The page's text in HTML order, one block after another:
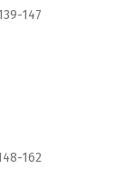
147
162